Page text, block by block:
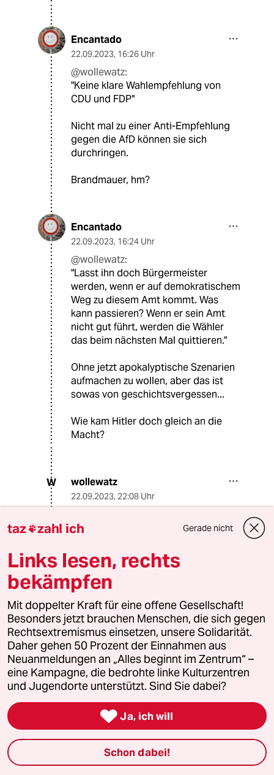
Encantado
22.09.2023, 16:26 Uhr
@wollewatz:
"Keine klare Wahlempfehlung von
CDU und FDP"
Nicht mal zu einer Anti-Empfehlung
gegen die AfD können sie sich
durchringen.
Brandmauer, hm?
Encantado
22.09.2023, 16:24 Uhr
@wollewatz:
"Lasst ihn doch Bürgermeister
werden, wenn er auf demokratischem
Weg zu diesem Amt kommt. Was
kann passieren? Wenn er sein Amt
nicht gut führt, werden die Wähler
das beim nächsten Mal quittieren."
Ohne jetzt apokalyptische Szenarien
aufmachen zu wollen, aber das ist
sowas von geschichtsvergessen...
Wie kam Hitler doch gleich an die
Macht?
W wollewatz
22.09.2023, 22:08 Uhr
Sie setzen die AfD mit der NSDAP
Encantado
23.09.2023,08:59 Uhr
@wollewatz:
Eine Partei mit anerkanntermaßen
aktivem rechtsextremem
Gedankengut?
Ich glaube die Antwort erübrigt sich.
KW
22.09.2023,14:58 Uhr
@wollewatz:
taz zahl ich Gerade nicht
Links lesen, rechts
bekämpfen
Mit doppelter Kraft für eine offene Gesellschaft!
Besonders jetzt brauchen Menschen, die sich gegen
Rechtsextremismus einsetzen, unsere Solidarität.
Daher gehen 50 Prozent der Einnahmen aus
Neuanmeldungen an „Alles beginnt im Zentrum“ –
eine Kampagne, die bedrohte linke Kulturzentren
und Jugendorte unterstützt. Sind Sie dabei?
 Ja, ich will
Schon dabei!